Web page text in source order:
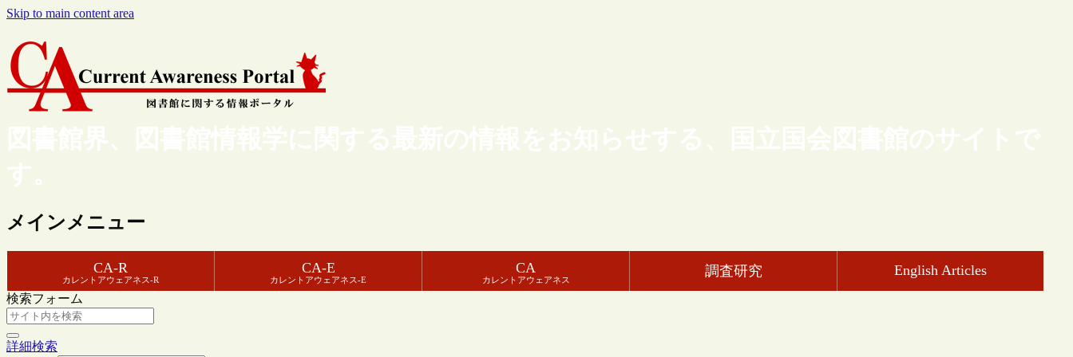
Skip to main content area
図書館界、図書館情報学に関する最新の情報をお知らせする、国立国会図書館のサイトで
す。
メインメニュー
CA-R
カレントアウェアネス-R
CA-E
カレントアウェアネス-E
CA
カレントアウェアネス
調査研究 English Articles
検索フォーム
詳細検索